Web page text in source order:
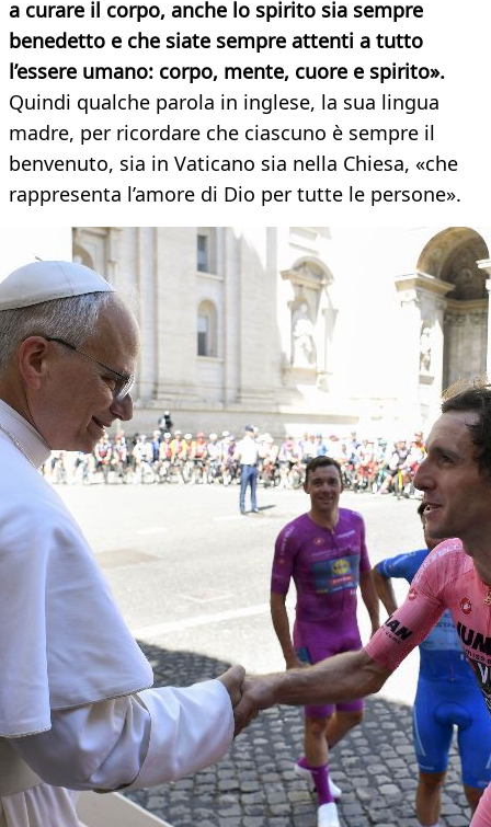
a curare il corpo, anche lo spirito sia sempre
benedetto e che siate sempre attenti a tutto
l’essere umano: corpo, mente, cuore e spirito».
Quindi qualche parola in inglese, la sua lingua
madre, per ricordare che ciascuno è sempre il
benvenuto, sia in Vaticano sia nella Chiesa, «che
rappresenta l’amore di Dio per tutte le persone».